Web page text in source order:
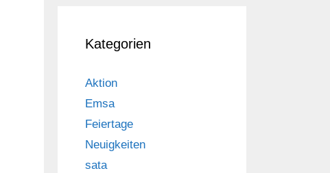
Kategorien
Aktion
Emsa
Feiertage
Neuigkeiten
sata